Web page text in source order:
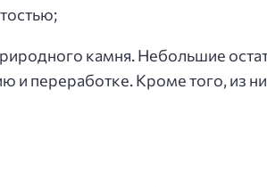
камня. Небольшие
и переработке. Кроме того, из